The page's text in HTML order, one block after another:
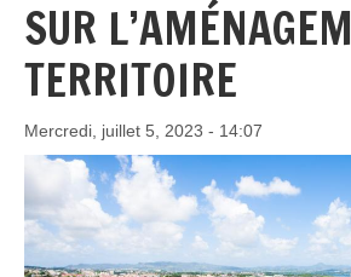
SUR
TERRITOIRE
Mercredi, juillet 5, 2023 - 14:07